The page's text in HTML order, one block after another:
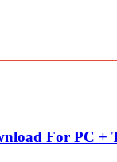
For PC +